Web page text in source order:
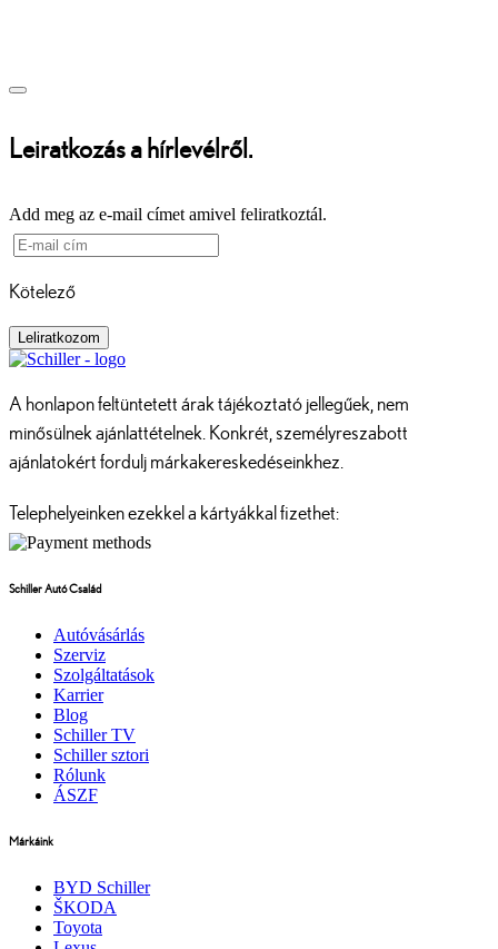
Leiratkozás a hírlevélről.
Add meg az e-mail címet amivel feliratkoztál.
Kötelező
Leliratkozom
A honlapon feltüntetett árak tájékoztató jellegűek, nem
minősülnek ajánlattételnek. Konkrét, személyreszabott
ajánlatokért fordulj márkakereskedéseinkhez.
Telephelyeinken ezekkel a kártyákkal fizethet:
Schiller Autó Család
Autóvásárlás
Szerviz
Szolgáltatások
Karrier
Blog
Schiller TV
Schiller sztori
Rólunk
ÁSZF
Márkáink
BYD Schiller
ŠKODA
Toyota